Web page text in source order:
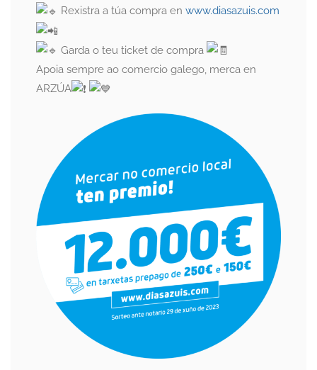
Rexistra a túa compra en www.diasazuis.com
Garda o teu ticket de compra
Apoia sempre ao comercio galego, merca en
ARZÚA